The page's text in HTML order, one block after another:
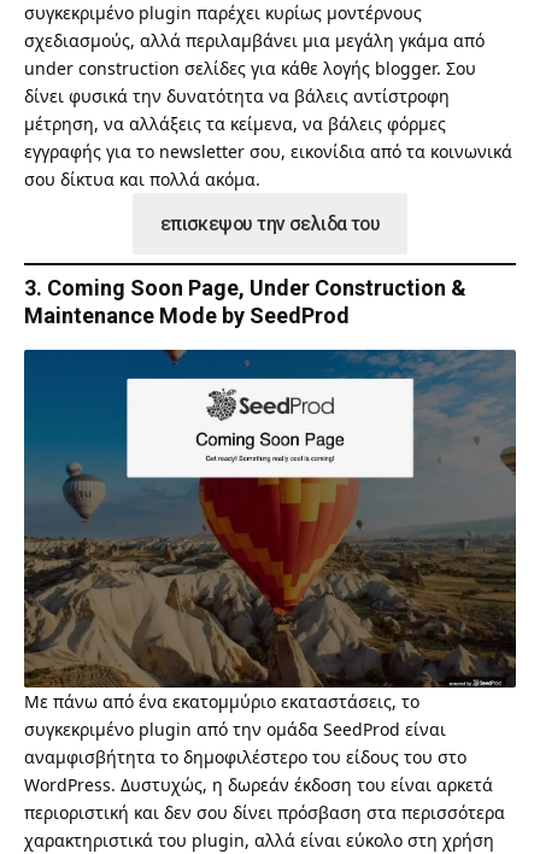
συγκεκριμένο plugin παρέχει κυρίως μοντέρνους
σχεδιασμούς, αλλά περιλαμβάνει μια μεγάλη γκάμα από
under construction σελίδες για κάθε λογής blogger. Σου
δίνει φυσικά την δυνατότητα να βάλεις αντίστροφη
μέτρηση, να αλλάξεις τα κείμενα, να βάλεις φόρμες
εγγραφής για το newsletter σου, εικονίδια από τα κοινωνικά
σου δίκτυα και πολλά ακόμα.
επισκεψου την σελιδα του
3. Coming Soon Page, Under Construction &
Maintenance Mode by SeedProd
Με πάνω από ένα εκατομμύριο εκαταστάσεις, το
συγκεκριμένο plugin από την ομάδα SeedProd είναι
αναμφισβήτητα το δημοφιλέστερο του είδους του στο
WordPress. Δυστυχώς, η δωρεάν έκδοση του είναι αρκετά
περιοριστική και δεν σου δίνει πρόσβαση στα περισσότερα
χαρακτηριστικά του plugin, αλλά είναι εύκολο στη χρήση